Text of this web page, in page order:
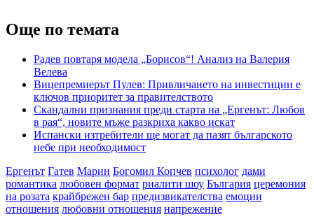
Още по темата
Радев повтаря модела „Борисов“! Анализ на Валерия
Велева
Вицепремиерът Пулев: Привличането на инвестиции е
ключов приоритет за правителството
Скандални признания преди старта на „Ергенът: Любов
в рая“, новите мъже разкриха какво искат
Испански изтребители ще могат да пазят българското
небе при необходимост
Ергенът Гатев Марин Богомил Копчев психолог дами
романтика любовен формат риалити шоу България церемония
на розата крайбрежен бар предизвикателства емоции
отношения любовни отношения напрежение